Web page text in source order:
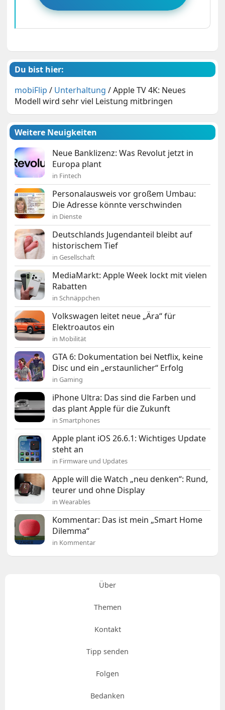
Du bist hier:
mobiFlip / Unterhaltung /Apple TV 4K: Neues
Modell wird sehr viel Leistung mitbringen
Weitere Neuigkeiten
Neue Banklizenz: Was Revolut jetzt in
Europa plant
in Fintech
Personalausweis vor großem Umbau:
Die Adresse könnte verschwinden
in Dienste
Deutschlands Jugendanteil bleibt auf
historischem Tief
in Gesellschaft
MediaMarkt: Apple Week lockt mit vielen
Rabatten
in Schnäppchen
Volkswagen leitet neue „Ära“ für
Elektroautos ein
in Mobilität
GTA 6: Dokumentation bei Netflix, keine
Disc und ein „erstaunlicher“ Erfolg
in Gaming
iPhone Ultra: Das sind die Farben und
das plant Apple für die Zukunft
in Smartphones
Apple plant iOS 26.6.1: Wichtiges Update
steht an
in Firmware und Updates
Apple will die Watch „neu denken“: Rund,
teurer und ohne Display
in Wearables
Kommentar: Das ist mein „Smart Home
Dilemma“
in Kommentar
Über
Themen
Kontakt
Tipp senden
Folgen
Bedanken